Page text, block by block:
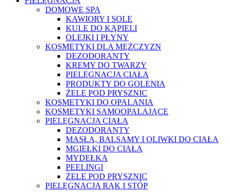
DOMOWE SPA
KAWIORY I SOLE
KULE DO KĄPIELI
OLEJKI I PŁYNY
KOSMETYKI DLA MĘŻCZYZN
DEZODORANTY
KREMY DO TWARZY
PIELĘGNACJA CIAŁA
PRODUKTY DO GOLENIA
ŻELE POD PRYSZNIC
KOSMETYKI DO OPALANIA
KOSMETYKI SAMOOPALAJĄCE
PIELĘGNACJA CIAŁA
DEZODORANTY
MASŁA, BALSAMY I OLIWKI DO CIAŁA
MGIEŁKI DO CIAŁA
MYDEŁKA
PEELINGI
ŻELE POD PRYSZNIC
PIELĘGNACJA RĄK I STÓP